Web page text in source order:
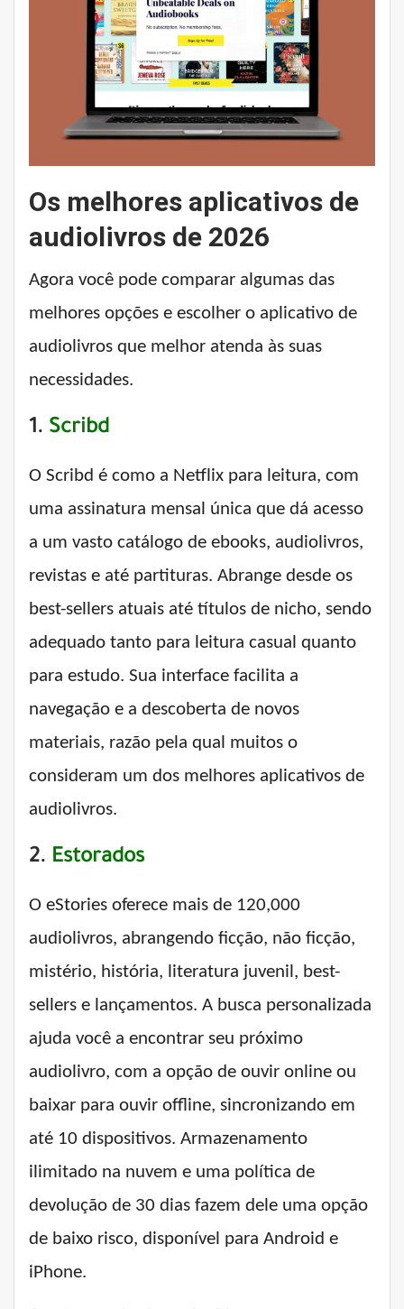
Os melhores aplicativos de
audiolivros de 2026
Agora você pode comparar algumas das
melhores opções e escolher o aplicativo de
audiolivros que melhor atenda às suas
necessidades.
1. Scribd
O Scribd é como a Netflix para leitura, com
uma assinatura mensal única que dá acesso
a um vasto catálogo de ebooks, audiolivros,
revistas e até partituras. Abrange desde os
best-sellers atuais até títulos de nicho, sendo
adequado tanto para leitura casual quanto
para estudo. Sua interface facilita a
navegação e a descoberta de novos
materiais, razão pela qual muitos o
consideram um dos melhores aplicativos de
audiolivros.
2. Estorados
O eStories oferece mais de 120,000
audiolivros, abrangendo ficção, não ficção,
mistério, história, literatura juvenil, best-
sellers e lançamentos. A busca personalizada
ajuda você a encontrar seu próximo
audiolivro, com a opção de ouvir online ou
baixar para ouvir offline, sincronizando em
até 10 dispositivos. Armazenamento
ilimitado na nuvem e uma política de
devolução de 30 dias fazem dele uma opção
de baixo risco, disponível para Android e
iPhone.